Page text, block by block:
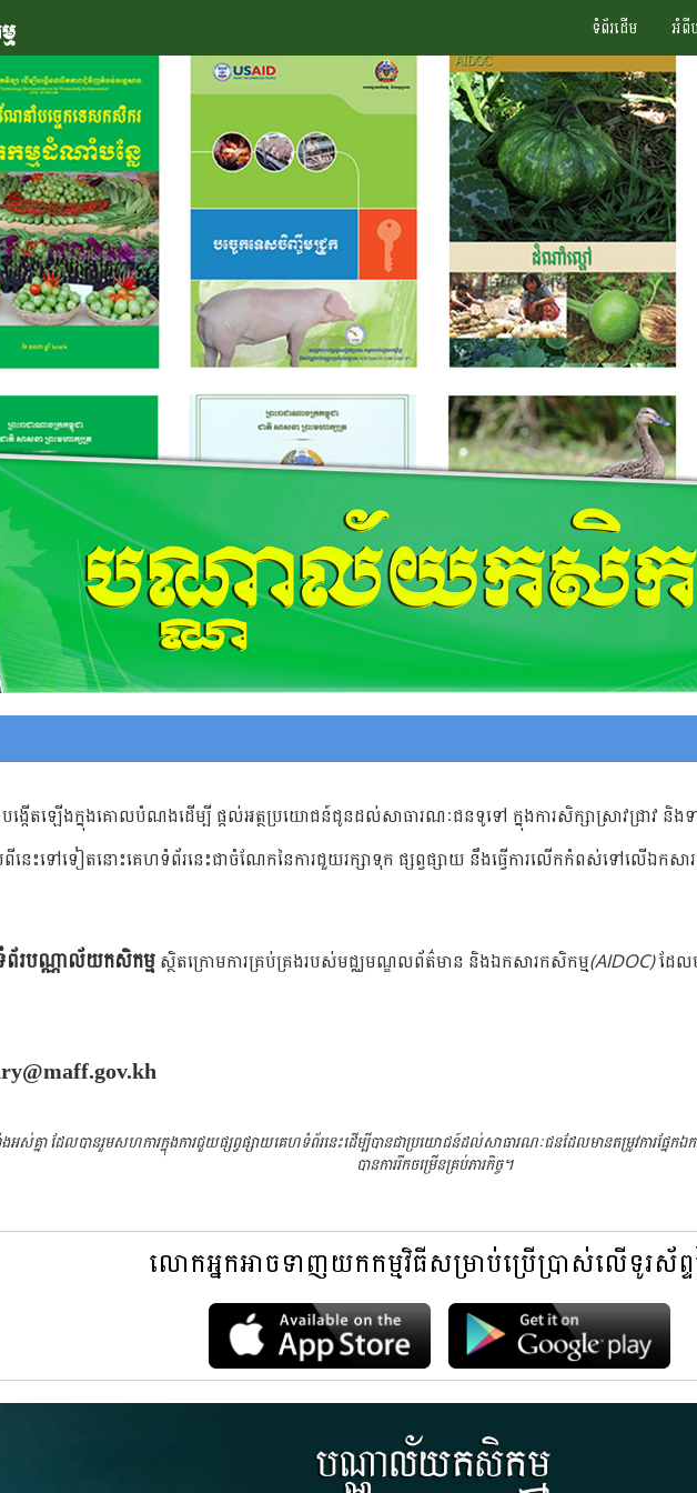
ទំព័រដើម អំពី
បង្កើតឡើងក្នុងគោលបំណងដើម្បី ផ្តល់អត្ថប្រយោជន៍ជូនដល់សាធារណៈជនទូទៅ ក្នុងការសិក្សាស្រាវជ្រាវ
នេះទៅទៀតនោះគេហទំព័រនេះជាចំណែកនៃការជួយរក្សាទុក ផ្សព្វផ្សាយ នឹងធ្វើការលើកកំពស់ទៅលើឯកសា
របណ្ណាល័យកសិកម្ម ស្ថិតក្រោមការគ្រប់គ្រងរបស់មជ្ឈមណ្ឌលព័ត៌មាន និងឯកសារកសិកម្ម(AIDOC)ដែល
ស់គ្នា ដែលបានរួមសហការក្នុងការជួយផ្សព្វផ្សាយគេហទំព័រនេះដើម្បីបានជាប្រយោជន៍ដល់សាធារណៈជនដែលមានតម្រូវការផ្
បានការរីកចម្រើនគ្រប់ភារកិច្ច។
លោកអ្នកអាចទាញយកកម្មវិធីសម្រាប់ប្រើប្រាស់លើទូរស័ព្ទ